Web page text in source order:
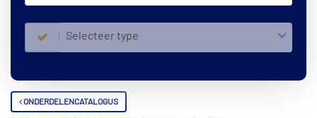
Selecteer type
ONDERDELENCATALOGUS